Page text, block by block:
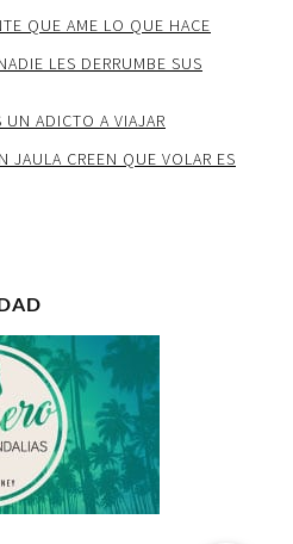
QUE AME LO QUE HACE
LES DERRUMBE SUS
UN ADICTO A VIAJAR
JAULA CREEN QUE VOLAR ES